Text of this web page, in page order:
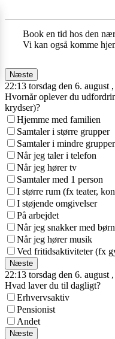
Book en tid hos den
Vi kan også komme
Næste
22:13 torsdag den 6. august
Hvornår oplever du
krydser)?
Hjemme med familien
Samtaler i større grupper
Samtaler i mindre grupper
Når jeg taler i telefon
Når jeg hører tv
Samtaler med 1 person
I større rum (fx teater,
I støjende omgivelser
På arbejdet
Når jeg snakker med børn
Når jeg hører musik
Ved fritidsaktiviteter (fx
Næste
22:13 torsdag den 6. august
Hvad laver du til dagligt?
Erhvervsaktiv
Pensionist
Andet
Næste